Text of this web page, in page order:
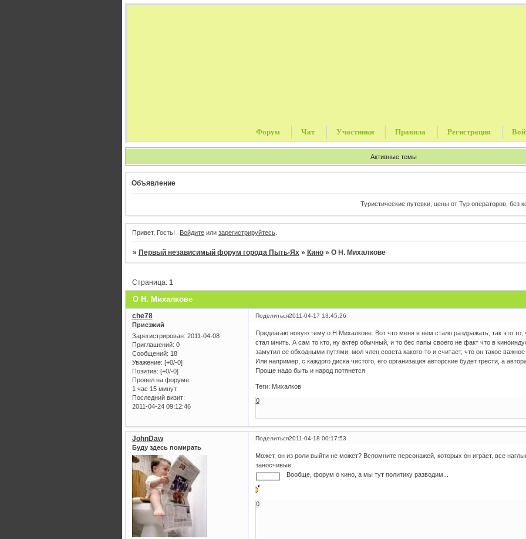
Форум Чат Участники Правила Регистрация
Активные темы
Объявление
Туристические путевки, цены от Тур операторов, без комиссии
Привет, Гость! Войдите или зарегистрируйтесь
» Первый независимый форум города Пыть-Ях » Кино » О Н. Михалкове
О Н. Михалкове
Страница: 1
Поделиться2011-04-17 13:45:26
che78
Приезжий
Зарегистрирован: 2011-04-08
Приглашений: 0
Сообщений: 18
Уважение: [+0/-0]
Позитив: [+0/-0]
Провел на форуме:
1 час 15 минут
Последний визит:
2011-04-24 09:12:46
Предлагаю новую тему о Н.Михалкове. Вот что меня в нем стало раздражать, так это
стал мнить. А сам то кто, ну актер обычный, и то бес папы своего не факт что в
замутил ее обходными путями, мол член совета какого-то и считает, что он такое
Или например, с каждого диска чистого, его организация авторские будет грести, а
Проще надо быть и народ потянется
Теги: Михалков
0
Поделиться2011-04-18 00:17:53
JohnDaw
Буду здесь помирать
Может, он из роли выйти не может? Вспомните персонажей, которых он играет, все
заносчивые.
Вообще, форум о кино, а мы тут политику разводим...
0